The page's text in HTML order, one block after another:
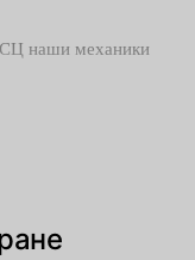
наши механики
должным